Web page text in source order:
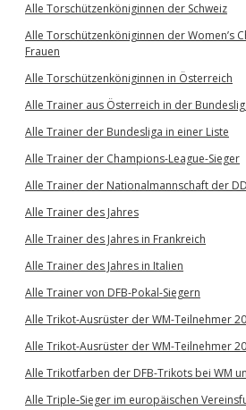
Alle Torschützenköniginnen der Schweiz
Alle Torschützenköniginnen der Women’s
Frauen
Alle Torschützenköniginnen in Österreich
Alle Trainer aus Österreich in der
Alle Trainer der Bundesliga in einer Liste
Alle Trainer der Champions-League-Sieger
Alle Trainer der Nationalmannschaft der
Alle Trainer des Jahres
Alle Trainer des Jahres in Frankreich
Alle Trainer des Jahres in Italien
Alle Trainer von DFB-Pokal-Siegern
Alle Trikot-Ausrüster der WM-Teilnehmer
Alle Trikot-Ausrüster der WM-Teilnehmer
Alle Trikotfarben der DFB-Trikots bei WM
Alle Triple-Sieger im europäischen